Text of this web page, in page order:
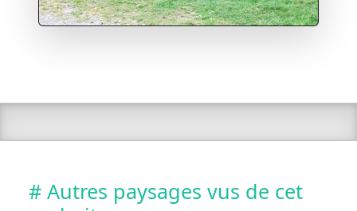
# Autres paysages vus de cet